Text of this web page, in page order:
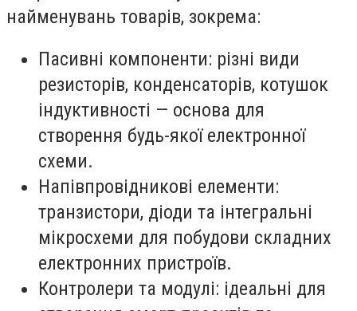
найменувань товарів, зокрема:
Пасивні компоненти: різні види
резисторів, конденсаторів, котушок
індуктивності — основа для
створення будь-якої електронної
схеми.
Напівпровідникові елементи:
транзистори, діоди та інтегральні
мікросхеми для побудови складних
електронних пристроїв.
Контролери та модулі: ідеальні для